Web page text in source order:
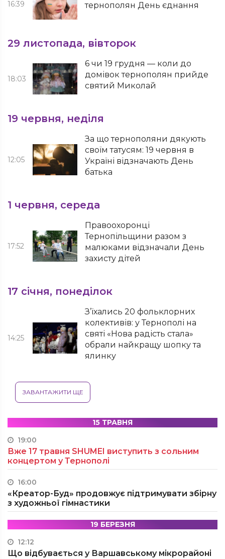
16:39
тернополян День єднання
29 листопада, вівторок
18:03
6 чи 19 грудня — коли до
домівок тернополян прийде
святий Миколай
19 червня, неділя
12:05
За що тернополяни дякують
своїм татусям: 19 червня в
Україні відзначають День
батька
1 червня, середа
17:52
Правоохоронці
Тернопільщини разом з
малюками відзначали День
захисту дітей
17 січня, понеділок
14:25
З’їхались 20 фольклорних
колективів: у Тернополі на
святі «Нова радість стала»
обрали найкращу шопку та
ялинку
ЗАВАНТАЖИТИ ЩЕ
15 ТРАВНЯ
19:00
Вже 17 травня SHUMEI виступить з сольним
концертом у Тернополі
16:00
«Креатор-Буд» продовжує підтримувати збірну
з художньої гімнастики
19 БЕРЕЗНЯ
12:12
Що відбувається у Варшавському мікрорайоні